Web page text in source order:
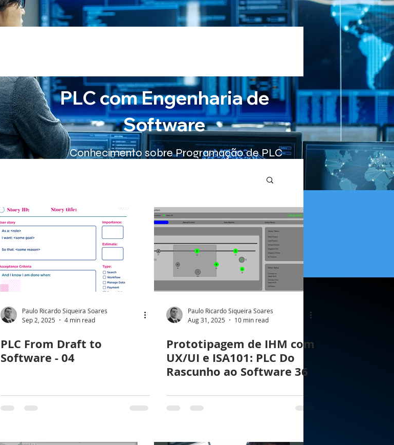
Conhecimento sobre Programação de PLC
PLC com Engenharia de
Software
Paulo Ricardo Siqueira Soares
Sep 2, 2025
4 min read
PLC From Draft to
Software - 04
Paulo Ricardo Siqueira Soares
Aug 31, 2025
10 min read
Prototipagem de IHM com
UX/UI e ISA101: PLC Do
Rascunho ao Software 36